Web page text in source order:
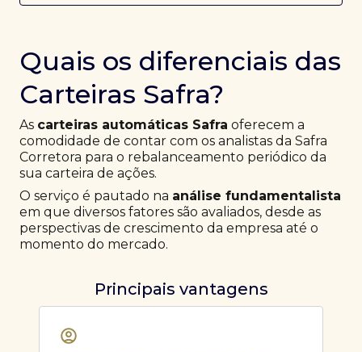
Quais os diferenciais das
Carteiras Safra?
As carteiras automáticas Safra oferecem a
comodidade de contar com os analistas da Safra
Corretora para o rebalanceamento periódico da
sua carteira de ações.
O serviço é pautado na análise fundamentalista
em que diversos fatores são avaliados, desde as
perspectivas de crescimento da empresa até o
momento do mercado.
Principais vantagens